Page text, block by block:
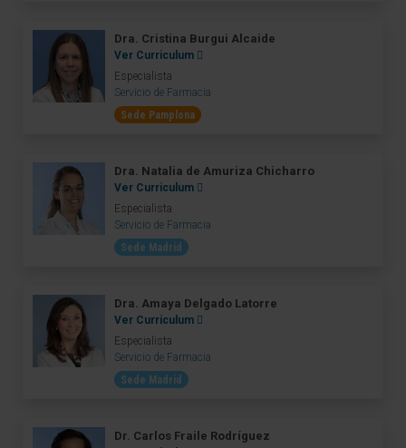
Dra. Cristina Burgui Alcaide
Ver Curriculum
Especialista
Servicio de Farmacia
Sede Pamplona
Dra. Natalia de Amuriza Chicharro
Ver Curriculum
Especialista
Servicio de Farmacia
Sede Madrid
Dra. Amaya Delgado Latorre
Ver Curriculum
Especialista
Servicio de Farmacia
Sede Madrid
Dr. Carlos Fraile Rodríguez